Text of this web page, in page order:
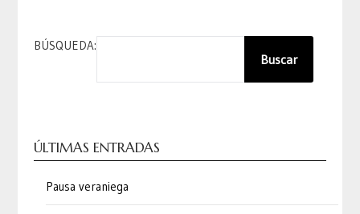
BÚSQUEDA:
Buscar
ÚLTIMAS ENTRADAS
Pausa veraniega